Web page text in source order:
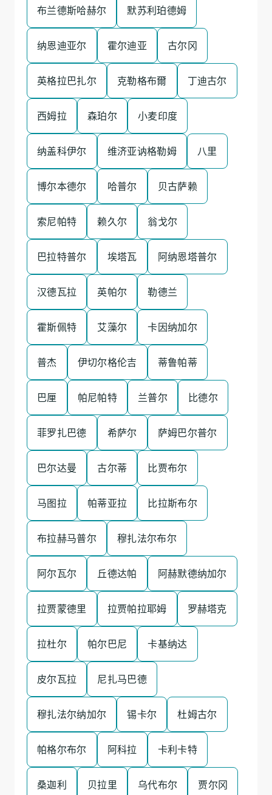
布兰德斯哈赫尔 默苏利珀德姆
纳恩迪亚尔 霍尔迪亚 古尔冈
英格拉巴扎尔 克勒格布爾 丁迪古尔
西姆拉 森珀尔 小麦印度
纳盖科伊尔 维济亚讷格勒姆 八里
博尔本德尔 哈普尔 贝古萨赖
索尼帕特 赖久尔 翁戈尔
巴拉特普尔 埃塔瓦 阿纳恩塔普尔
汉德瓦拉 英帕尔 勒德兰
霍斯佩特 艾藻尔 卡因纳加尔
普杰 伊切尔格伦吉 蒂鲁帕蒂
巴厘 帕尼帕特 兰普尔 比德尔
菲罗扎巴德 希萨尔 萨姆巴尔普尔
巴尔达曼 古尔蒂 比贾布尔
马图拉 帕蒂亚拉 比拉斯布尔
布拉赫马普尔 穆扎法尔布尔
阿尔瓦尔 丘德达帕 阿赫默德纳加尔
拉贾蒙德里 拉贾帕拉耶姆 罗赫塔克
拉杜尔 帕尔巴尼 卡基纳达
皮尔瓦拉 尼扎马巴德
穆扎法尔纳加尔 锡卡尔 杜姆古尔
帕格尔布尔 阿科拉 卡利卡特
桑迦利 贝拉里 乌代布尔 贾尔冈